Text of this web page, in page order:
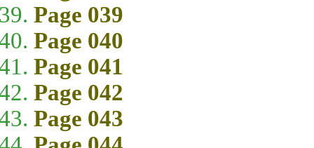
Page 039
Page 040
Page 041
Page 042
Page 043